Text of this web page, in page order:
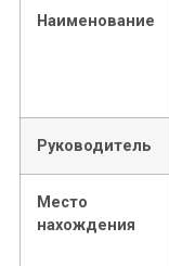
Наименование
Руководитель
Место
нахождения